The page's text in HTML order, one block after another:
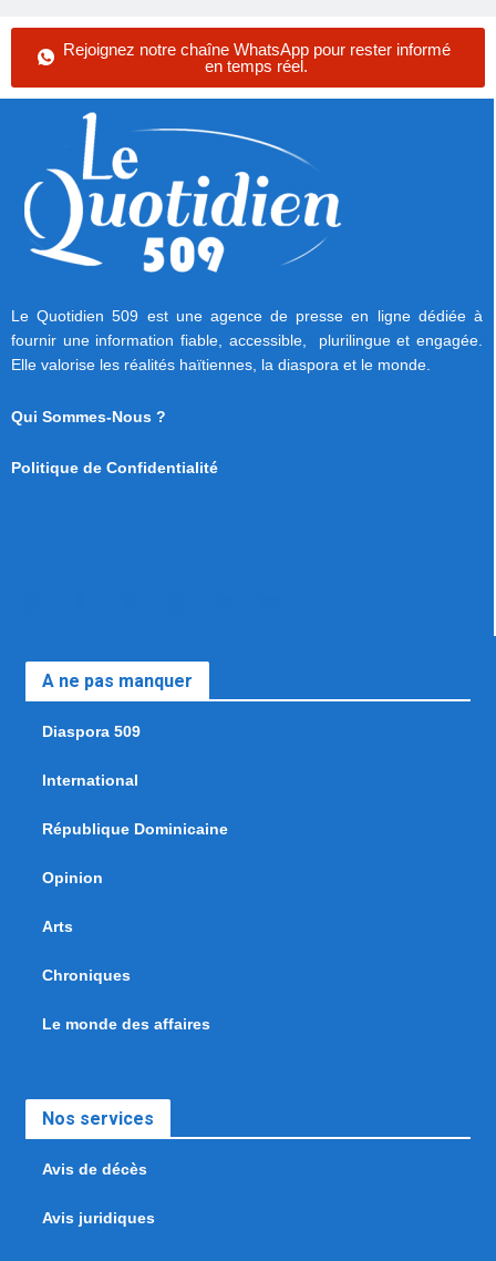
Rejoignez notre chaîne WhatsApp pour rester informé
en temps réel.
Le Quotidien 509 est une agence de presse en ligne dédiée à
fournir une information fiable, accessible, plurilingue et engagée.
Elle valorise les réalités haïtiennes, la diaspora et le monde.
Qui Sommes-Nous ?
Politique de Confidentialité
A ne pas manquer
Diaspora 509
International
République Dominicaine
Opinion
Arts
Chroniques
Le monde des affaires
Nos services
Avis de décès
Avis juridiques